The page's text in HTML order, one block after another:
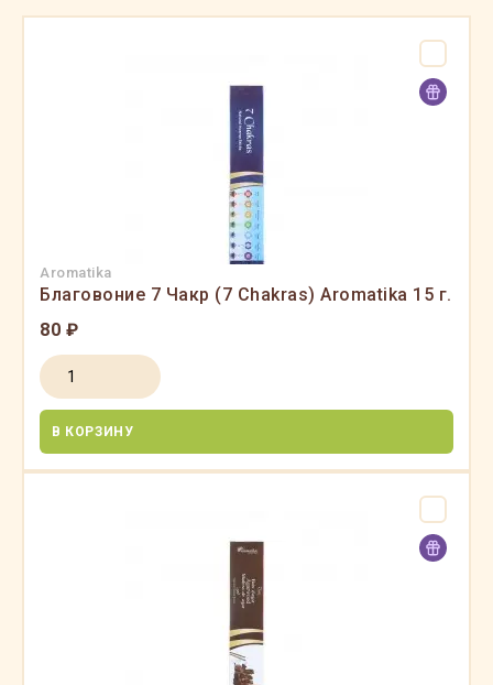
Aromatika
Благовоние 7 Чакр (7 Chakras) Aromatika 15 г.
80 ₽
В КОРЗИНУ